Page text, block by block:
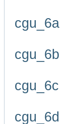
cgu_6a
cgu_6b
cgu_6c
cgu_6d